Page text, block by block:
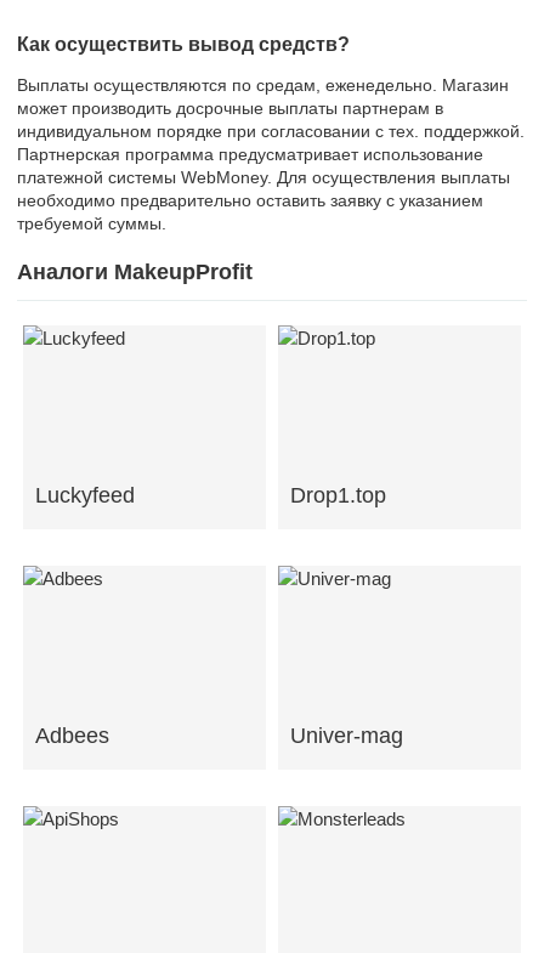
Как осуществить вывод средств?
Выплаты осуществляются по средам, еженедельно. Магазин
может производить досрочные выплаты партнерам в
индивидуальном порядке при согласовании с тех. поддержкой.
Партнерская программа предусматривает использование
платежной системы WebMoney. Для осуществления выплаты
необходимо предварительно оставить заявку с указанием
требуемой суммы.
Аналоги MakeupProfit
Luckyfeed Drop1.top
Adbees Univer-mag